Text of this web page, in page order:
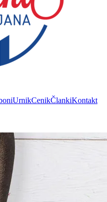
UrnikCenikČlankiKontakt